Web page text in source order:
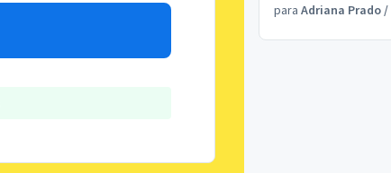
para Adriana Prado/